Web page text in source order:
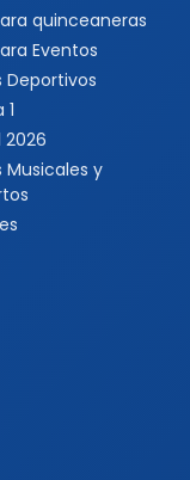
viaje
quinceaneras